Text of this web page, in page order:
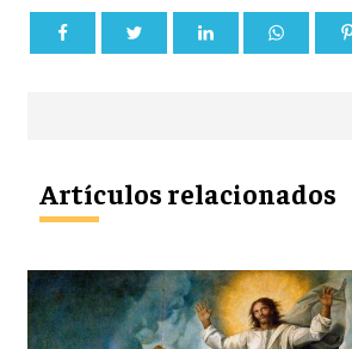
Artículos relacionados